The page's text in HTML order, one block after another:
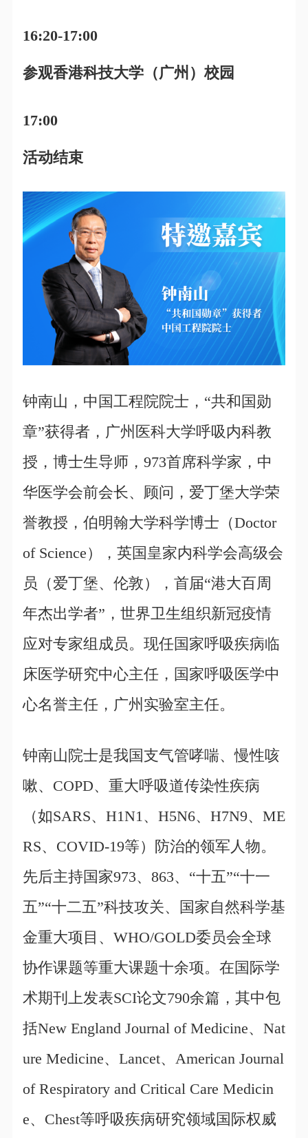
16:20-17:00
参观香港科技大学（广州）校园
17:00
活动结束
钟南山，中国工程院院士，“共和国勋
章”获得者，广州医科大学呼吸内科教
授，博士生导师，973首席科学家，中
华医学会前会长、顾问，爱丁堡大学荣
誉教授，伯明翰大学科学博士（Doctor
of Science），英国皇家内科学会高级会
员（爱丁堡、伦敦），首届“港大百周
年杰出学者”，世界卫生组织新冠疫情
应对专家组成员。现任国家呼吸疾病临
床医学研究中心主任，国家呼吸医学中
心名誉主任，广州实验室主任。
钟南山院士是我国支气管哮喘、慢性咳
嗽、COPD、重大呼吸道传染性疾病
（如SARS、H1N1、H5N6、H7N9、ME
RS、COVID-19等）防治的领军人物。
先后主持国家973、863、“十五”“十一
五”“十二五”科技攻关、国家自然科学基
金重大项目、WHO/GOLD委员会全球
协作课题等重大课题十余项。在国际学
术期刊上发表SCI论文790余篇，其中包
括New England Journal of Medicine、Nat
ure Medicine、Lancet、American Journal
of Respiratory and Critical Care Medicin
e、Chest等呼吸疾病研究领域国际权威